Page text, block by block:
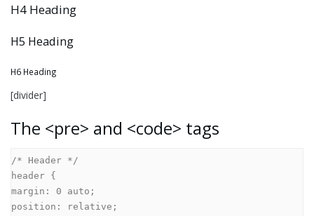
H4 Heading
H5 Heading
H6 Heading
[divider]
The <pre> and <code> tags
/* Header */
header {
margin: 0 auto;
position: relative;